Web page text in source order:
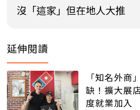
沒「這家」但在地人大推
延伸閱讀
「知名外商
缺！擴大展
度就業加入